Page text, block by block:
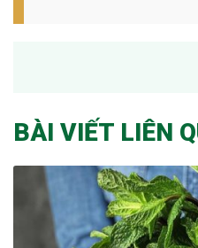
BÀI VIẾT LIÊN